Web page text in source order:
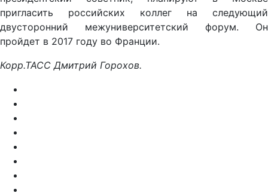
пригласить российских коллег на следующий
двусторонний межуниверситетский форум. Он
пройдет в 2017 году во Франции.
Корр.ТАСС Дмитрий Горохов.